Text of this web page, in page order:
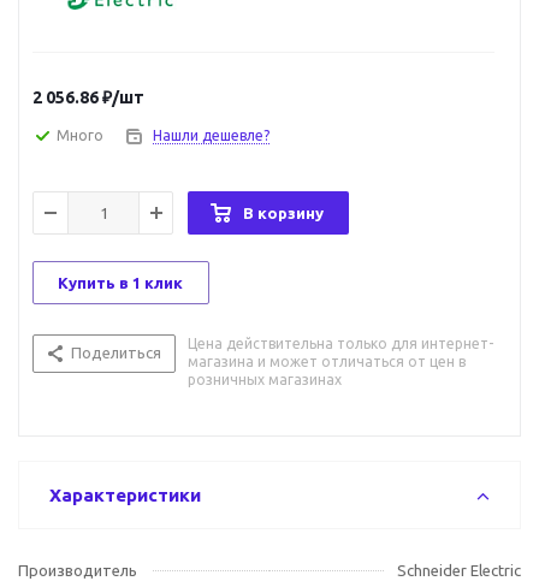
2 056.86₽/шт
Много Нашли дешевле?
В корзину
Купить в 1 клик
Поделиться
Цена действительна только для интернет-
магазина и может отличаться от цен в
розничных магазинах
Характеристики
Производитель
Schneider Electric